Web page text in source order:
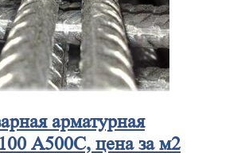
арматурная
А500С, цена за м2